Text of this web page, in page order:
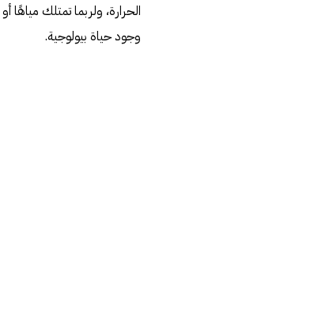
الحرارة، ولربما تمتلك مياهًا
وجود حياة بيولوجية.